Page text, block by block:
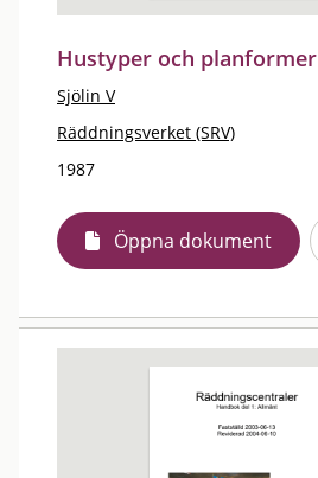
Hustyper och planformer
Sjölin V
Räddningsverket (SRV)
1987
Öppna dokument